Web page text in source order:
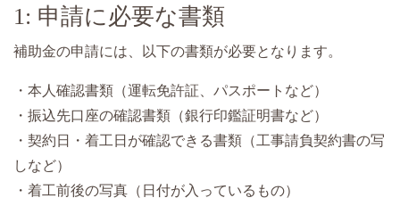
1: 申請に必要な書類
補助金の申請には、以下の書類が必要となります。
・本人確認書類（運転免許証、パスポートなど）
・振込先口座の確認書類（銀行印鑑証明書など）
・契約日・着工日が確認できる書類（工事請負契約書の写
しなど）
・着工前後の写真（日付が入っているもの）